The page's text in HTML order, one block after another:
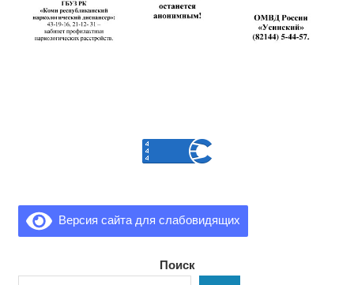
Версия сайта для слабовидящих
Поиск